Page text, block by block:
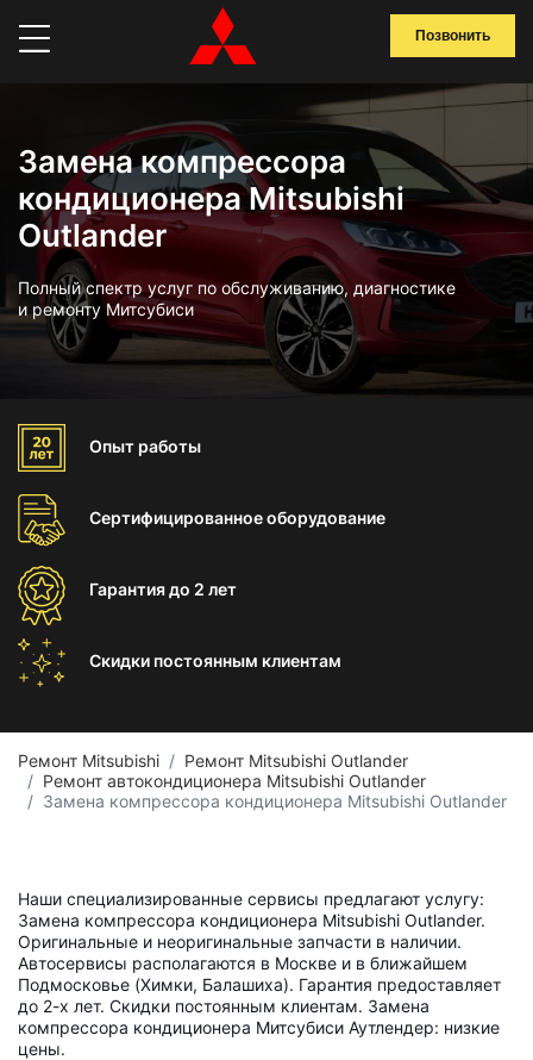
Позвонить
Замена компрессора
кондиционера Mitsubishi
Outlander
Полный спектр услуг по обслуживанию, диагностике
и ремонту Митсубиси
Опыт работы
Сертифицированноеоборудование
Гарантиядо 2 лет
Скидки постоянным клиентам
Ремонт Mitsubishi
Ремонт Mitsubishi Outlander
Ремонт автокондиционера Mitsubishi Outlander
Замена компрессора кондиционера Mitsubishi Outlander
Наши специализированные сервисы предлагают услугу:
Замена компрессора кондиционера Mitsubishi Outlander.
Оригинальные и неоригинальные запчасти в наличии.
Автосервисы располагаются в Москве и в ближайшем
Подмосковье (Химки, Балашиха). Гарантия предоставляет
до 2-х лет. Скидки постоянным клиентам. Замена
компрессора кондиционера Митсубиси Аутлендер: низкие
цены.